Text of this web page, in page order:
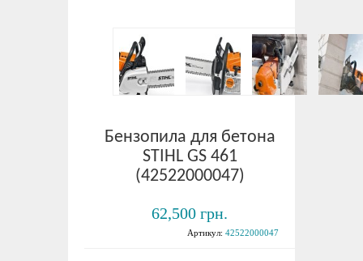
Бензопила для бетона
STIHL GS 461
(42522000047)
62,500 грн.
Артикул: 42522000047